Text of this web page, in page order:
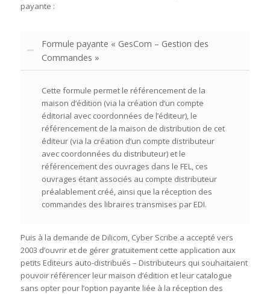
payante :
Formule payante « GesCom – Gestion des
Commandes »
Cette formule permet le référencement de la
maison d’édition (via la création d’un compte
éditorial avec coordonnées de l’éditeur), le
référencement de la maison de distribution de cet
éditeur (via la création d’un compte distributeur
avec coordonnées du distributeur) et le
référencement des ouvrages dans le FEL, ces
ouvrages étant associés au compte distributeur
préalablement créé, ainsi que la réception des
commandes des libraires transmises par EDI.
Puis à la demande de Dilicom, Cyber Scribe a accepté vers
2003 d’ouvrir et de gérer gratuitement cette application aux
petits Editeurs auto-distribués – Distributeurs qui souhaitaient
pouvoir référencer leur maison d’édition et leur catalogue
sans opter pour l’option payante liée à la réception des